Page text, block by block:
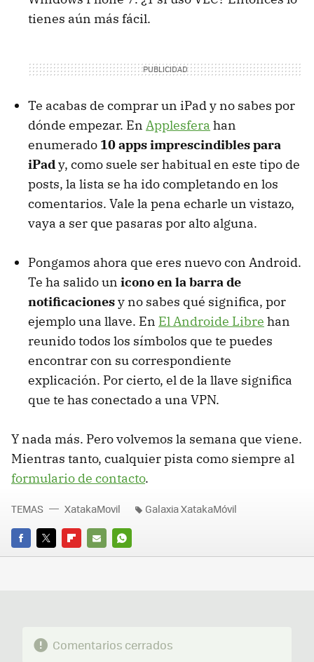
tienes aún más fácil.
Te acabas de comprar un iPad y no sabes por
dónde empezar. En Applesfera han
enumerado 10 apps imprescindibles para
iPady, como suele ser habitual en este tipo de
posts, la lista se ha ido completando en los
comentarios. Vale la pena echarle un vistazo,
vaya a ser que pasaras por alto alguna.
Pongamos ahora que eres nuevo con Android.
Te ha salido un icono en la barra de
notificacionesy no sabes qué significa, por
ejemplo una llave. En El Androide Libre han
reunido todos los símbolos que te puedes
encontrar con su correspondiente
explicación. Por cierto, el de la llave significa
que te has conectado a una VPN.
Y nada más. Pero volvemos la semana que viene.
Mientras tanto, cualquier pista como siempre al
formulario de contacto.
FACEBOOK
TWITTERFLIPBOARD
E-
WHATSAPP
TEMAS XatakaMovil Galaxia XatakaMóvil
Comentarios cerrados